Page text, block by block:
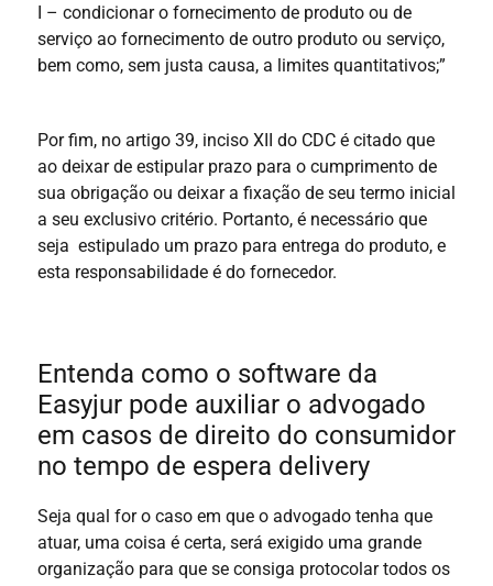
I – condicionar o fornecimento de produto ou de
serviço ao fornecimento de outro produto ou serviço,
bem como, sem justa causa, a limites quantitativos;”
Por fim, no artigo 39, inciso XII do CDC é citado que
ao deixar de estipular prazo para o cumprimento de
sua obrigação ou deixar a fixação de seu termo inicial
a seu exclusivo critério. Portanto, é necessário que
seja estipulado um prazo para entrega do produto, e
esta responsabilidade é do fornecedor.
Entenda como o software da
Easyjur pode auxiliar o advogado
em casos de direito do consumidor
no tempo de espera delivery
Seja qual for o caso em que o advogado tenha que
atuar, uma coisa é certa, será exigido uma grande
organização para que se consiga protocolar todos os